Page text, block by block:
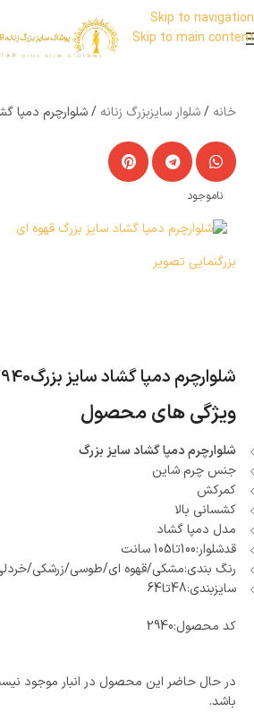
Skip to navigation
Skip to main content
خانه شلوار سایزبزرگ زنانه شلوارچرم دمپا
ناموجود
بزرگنمایی تصویر
شلوارچرم دمپا گشاد سایز بزرگ2940
ویژگی های محصول
شلوارچرم دمپا گشاد سایز بزرگ
جنس چرم شاین
کمرکش
کشسانی بالا
مدل دمپا گشاد
قدشلوار:100تا105 سانت
رنگ بندی:مشکی/قهوه ای/طوسی/زرشکی/
سایزبندی:48تا64
کد محصول:2940
در حال حاضر این محصول در انبار موجود
باشد.